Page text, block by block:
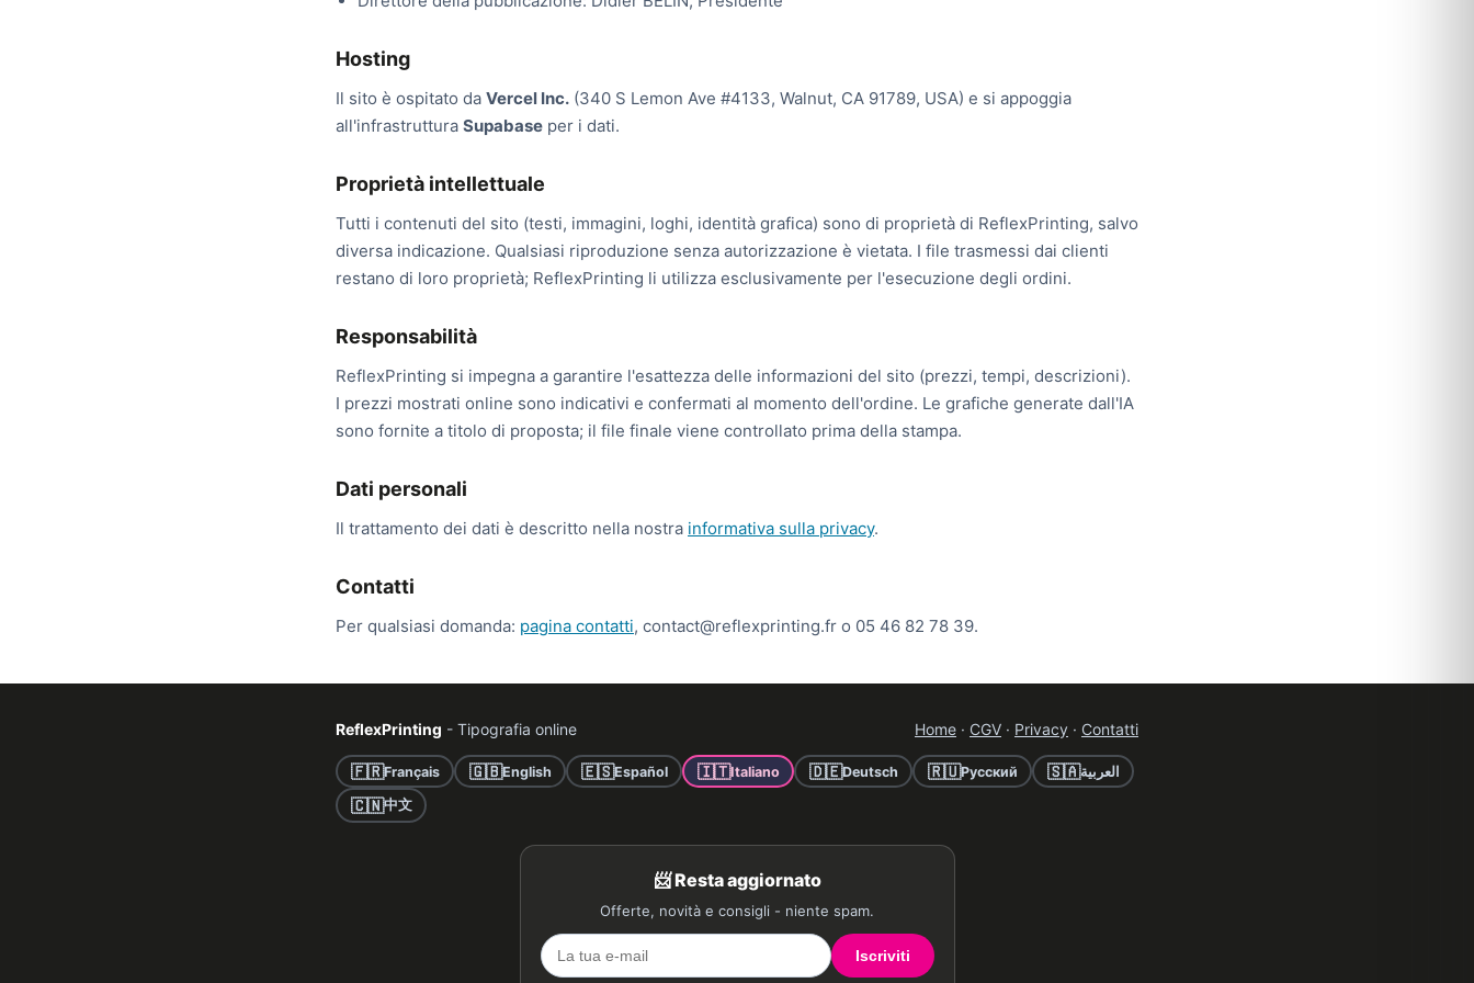
Hosting
Il sito è ospitato da Vercel Inc. (340 S Lemon Ave #4133, Walnut, CA 91789, USA) e si appoggia
all'infrastruttura Supabase per i dati.
Proprietà intellettuale
Tutti i contenuti del sito (testi, immagini, loghi, identità grafica) sono di proprietà di ReflexPrinting, salvo
diversa indicazione. Qualsiasi riproduzione senza autorizzazione è vietata. I file trasmessi dai clienti
restano di loro proprietà; ReflexPrinting li utilizza esclusivamente per l'esecuzione degli ordini.
Responsabilità
ReflexPrinting si impegna a garantire l'esattezza delle informazioni del sito (prezzi, tempi, descrizioni).
I prezzi mostrati online sono indicativi e confermati al momento dell'ordine. Le grafiche generate dall'IA
sono fornite a titolo di proposta; il file finale viene controllato prima della stampa.
Dati personali
Il trattamento dei dati è descritto nella nostra informativa sulla privacy.
Contatti
Per qualsiasi domanda: pagina contatti, contact@reflexprinting.fr o 05 46 82 78 39.
ReflexPrinting - Tipografia online Home · CGV · Privacy · Contatti
🇫🇷Français 🇬🇧English 🇪🇸Español 🇮🇹Italiano 🇩🇪Deutsch 🇷🇺Русский 🇸🇦العربية
🇨🇳中文
📨 Resta aggiornato
Offerte, novità e consigli - niente spam.
Iscriviti